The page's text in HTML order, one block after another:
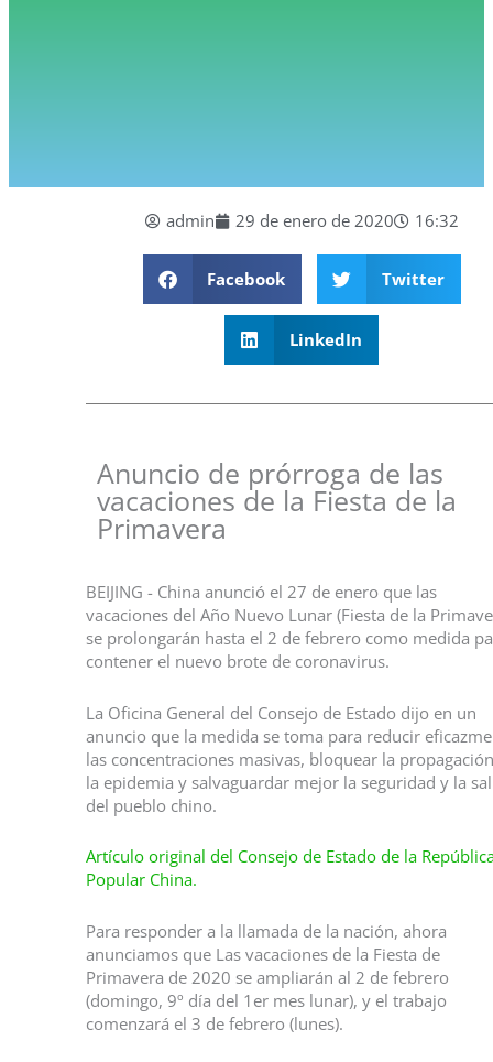
admin 29 de enero de 2020 16:32
Facebook Twitter
LinkedIn
Anuncio de prórroga de las
vacaciones de la Fiesta de la
Primavera
BEIJING - China anunció el 27 de enero que las
vacaciones del Año Nuevo Lunar (Fiesta de la
se prolongarán hasta el 2 de febrero como medida
contener el nuevo brote de coronavirus.
La Oficina General del Consejo de Estado dijo en un
anuncio que la medida se toma para reducir
las concentraciones masivas, bloquear la
la epidemia y salvaguardar mejor la seguridad y la
del pueblo chino.
Artículo original del Consejo de Estado de la
Popular China.
Para responder a la llamada de la nación, ahora
anunciamos que Las vacaciones de la Fiesta de
Primavera de 2020 se ampliarán al 2 de febrero
(domingo, 9º día del 1er mes lunar), y el trabajo
comenzará el 3 de febrero (lunes).